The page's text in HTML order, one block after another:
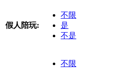
假人陪玩:
不限
是
不是
不限